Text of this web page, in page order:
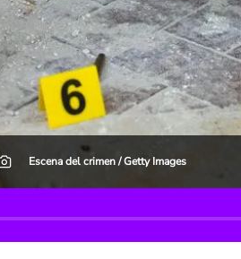
Escena del crimen / Getty Images